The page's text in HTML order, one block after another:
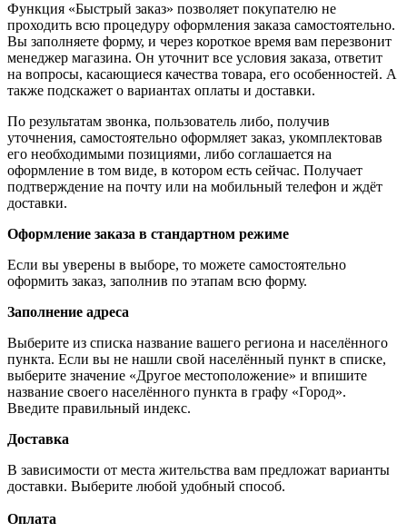
Функция «Быстрый заказ» позволяет покупателю не
проходить всю процедуру оформления заказа самостоятельно.
Вы заполняете форму, и через короткое время вам перезвонит
менеджер магазина. Он уточнит все условия заказа, ответит
на вопросы, касающиеся качества товара, его особенностей. А
также подскажет о вариантах оплаты и доставки.
По результатам звонка, пользователь либо, получив
уточнения, самостоятельно оформляет заказ, укомплектовав
его необходимыми позициями, либо соглашается на
оформление в том виде, в котором есть сейчас. Получает
подтверждение на почту или на мобильный телефон и ждёт
доставки.
Оформление заказа в стандартном режиме
Если вы уверены в выборе, то можете самостоятельно
оформить заказ, заполнив по этапам всю форму.
Заполнение адреса
Выберите из списка название вашего региона и населённого
пункта. Если вы не нашли свой населённый пункт в списке,
выберите значение «Другое местоположение» и впишите
название своего населённого пункта в графу «Город».
Введите правильный индекс.
Доставка
В зависимости от места жительства вам предложат варианты
доставки. Выберите любой удобный способ.
Оплата